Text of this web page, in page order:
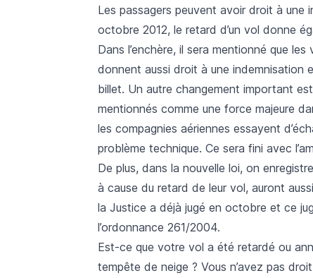
Les passagers peuvent avoir droit à
octobre 2012, le retard d’un vol donne
Dans l’enchère, il sera mentionné que
donnent aussi droit à une indemnisation
billet. Un autre changement important
mentionnés comme une force majeure
les compagnies aériennes essayent
problème technique. Ce sera fini avec
De plus, dans la nouvelle loi, on
à cause du retard de leur vol, auront
la Justice a déjà jugé en octobre et ce
l’ordonnance 261/2004.
Est-ce que votre vol a été retardé ou
tempête de neige ? Vous n’avez pas